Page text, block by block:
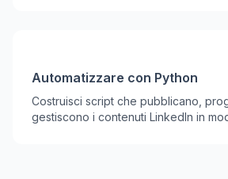
Automatizzare con Python
Costruisci script che pubblicano,
gestiscono i contenuti LinkedIn in